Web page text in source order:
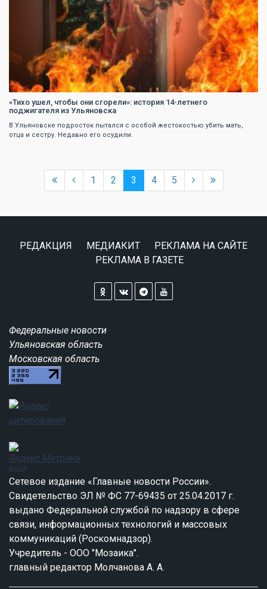
«Тихо ушел, чтобы они сгорели»: история 14-летнего
поджигателя из Ульяновска
В Ульяновске подросток пытался с особой жестокостью убить мать,
отца и сестру. Недавно его осудили.
1 2 3 4 5
РЕДАКЦИЯ МЕДИАКИТ
РЕКЛАМА НА САЙТЕ
РЕКЛАМА В ГАЗЕТЕ
Федеральные новости
Ульяновская область
Московская область
вход
Сетевое издание «Главные новости России».
Свидетельство ЭЛ № ФС 77-69435 от 25.04.2017 г.
выдано Федеральной службой по надзору в сфере
связи, информационных технологий и массовых
коммуникаций (Роскомнадзор).
Учредитель - ООО "Мозаика".
главный редактор Молчанова А. А.